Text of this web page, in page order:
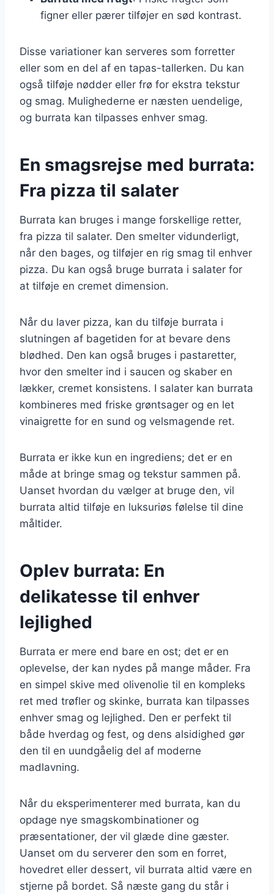
figner eller pærer tilføjer en sød kontrast.
Disse variationer kan serveres som forretter
eller som en del af en tapas-tallerken. Du kan
også tilføje nødder eller frø for ekstra tekstur
og smag. Mulighederne er næsten uendelige,
og burrata kan tilpasses enhver smag.
En smagsrejse med burrata:
Fra pizza til salater
Burrata kan bruges i mange forskellige retter,
fra pizza til salater. Den smelter vidunderligt,
når den bages, og tilføjer en rig smag til enhver
pizza. Du kan også bruge burrata i salater for
at tilføje en cremet dimension.
Når du laver pizza, kan du tilføje burrata i
slutningen af bagetiden for at bevare dens
blødhed. Den kan også bruges i pastaretter,
hvor den smelter ind i saucen og skaber en
lækker, cremet konsistens. I salater kan burrata
kombineres med friske grøntsager og en let
vinaigrette for en sund og velsmagende ret.
Burrata er ikke kun en ingrediens; det er en
måde at bringe smag og tekstur sammen på.
Uanset hvordan du vælger at bruge den, vil
burrata altid tilføje en luksuriøs følelse til dine
måltider.
Oplev burrata: En
delikatesse til enhver
lejlighed
Burrata er mere end bare en ost; det er en
oplevelse, der kan nydes på mange måder. Fra
en simpel skive med olivenolie til en kompleks
ret med trøfler og skinke, burrata kan tilpasses
enhver smag og lejlighed. Den er perfekt til
både hverdag og fest, og dens alsidighed gør
den til en uundgåelig del af moderne
madlavning.
Når du eksperimenterer med burrata, kan du
opdage nye smagskombinationer og
præsentationer, der vil glæde dine gæster.
Uanset om du serverer den som en forret,
hovedret eller dessert, vil burrata altid være en
stjerne på bordet. Så næste gang du står i